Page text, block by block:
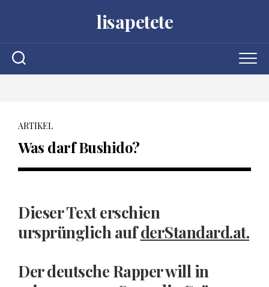
lisapetete
ARTIKEL
Was darf Bushido?
Dieser Text erschien
ursprünglich aufderStandard.at.
Der deutsche Rapper will in